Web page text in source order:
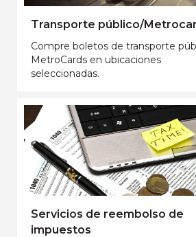
Transporte público/
Compre boletos de transporte
MetroCards en ubicaciones
seleccionadas.
Servicios de reembolso de
impuestos